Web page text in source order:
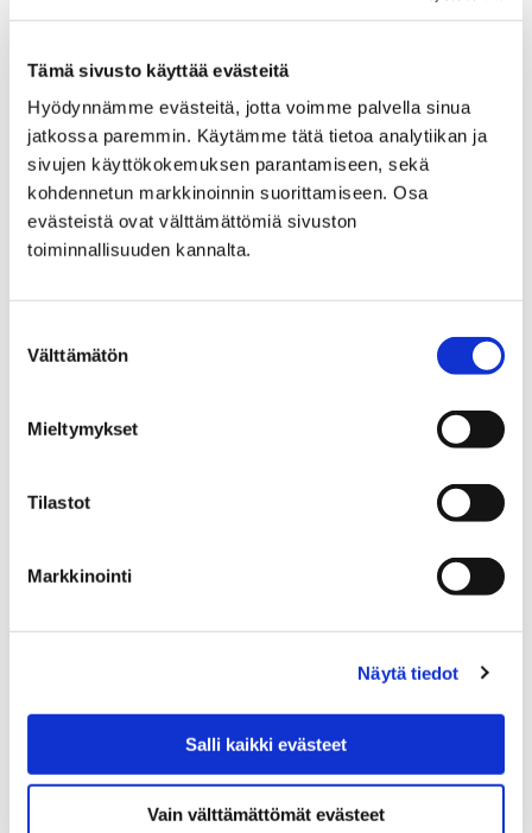
Tämä sivusto käyttää evästeitä
Hyödynnämme evästeitä, jotta voimme palvella sinua
jatkossa paremmin. Käytämme tätä tietoa analytiikan ja
sivujen käyttökokemuksen parantamiseen, sekä
kohdennetun markkinoinnin suorittamiseen. Osa
evästeistä ovat välttämättömiä sivuston
toiminnallisuuden kannalta.
valinta
Välttämätön
Mieltymykset
Tilastot
Markkinointi
Näytä tiedot
Salli kaikki evästeet
Vain välttämättömät evästeet
Olen iloinen, kun olet valinnut minut
syvenee niin, että haluat viettää loppuelämäsi
hennossa syleilyssäni.
Etusivu
Kaupunki ja hallinto
Porin kaupunki somessa
Kaupungin päätilien lisäksi monilta kaupungin
Etusivu Kasvatus ja koulutus
Lukio
Tietue – oppimisanalytiikka lukiokoulutuksen
kehittämisen tueksi
Kohti oppimisanalytiikan tehokasta
hyödyntämistä – Tietue-hankkeen
ensimmäinen toimintavuosi